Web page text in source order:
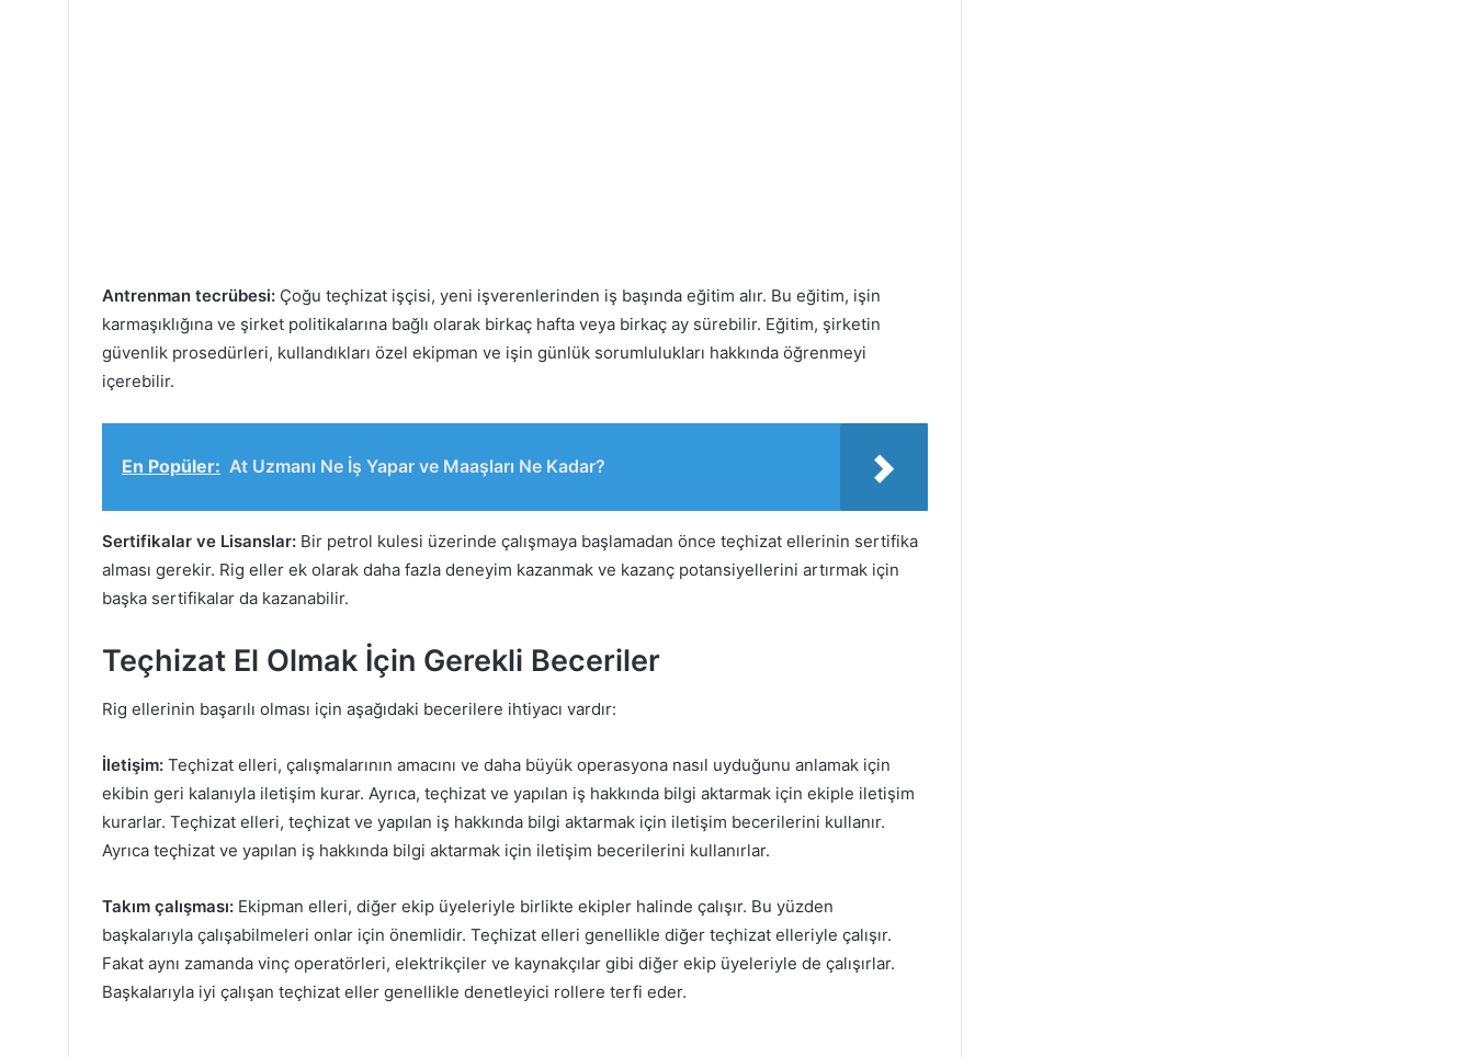
Antrenman tecrübesi: Çoğu teçhizat işçisi, yeni işverenlerinden iş başında eğitim alır. Bu eğitim, işin
karmaşıklığına ve şirket politikalarına bağlı olarak birkaç hafta veya birkaç ay sürebilir. Eğitim, şirketin
güvenlik prosedürleri, kullandıkları özel ekipman ve işin günlük sorumlulukları hakkında öğrenmeyi
içerebilir.
En Popüler: At Uzmanı Ne İş Yapar ve Maaşları Ne Kadar?
Sertifikalar ve Lisanslar: Bir petrol kulesi üzerinde çalışmaya başlamadan önce teçhizat ellerinin sertifika
alması gerekir. Rig eller ek olarak daha fazla deneyim kazanmak ve kazanç potansiyellerini artırmak için
başka sertifikalar da kazanabilir.
Teçhizat El Olmak İçin Gerekli Beceriler
Rig ellerinin başarılı olması için aşağıdaki becerilere ihtiyacı vardır:
İletişim: Teçhizat elleri, çalışmalarının amacını ve daha büyük operasyona nasıl uyduğunu anlamak için
ekibin geri kalanıyla iletişim kurar. Ayrıca, teçhizat ve yapılan iş hakkında bilgi aktarmak için ekiple iletişim
kurarlar. Teçhizat elleri, teçhizat ve yapılan iş hakkında bilgi aktarmak için iletişim becerilerini kullanır.
Ayrıca teçhizat ve yapılan iş hakkında bilgi aktarmak için iletişim becerilerini kullanırlar.
Takım çalışması: Ekipman elleri, diğer ekip üyeleriyle birlikte ekipler halinde çalışır. Bu yüzden
başkalarıyla çalışabilmeleri onlar için önemlidir. Teçhizat elleri genellikle diğer teçhizat elleriyle çalışır.
Fakat aynı zamanda vinç operatörleri, elektrikçiler ve kaynakçılar gibi diğer ekip üyeleriyle de çalışırlar.
Başkalarıyla iyi çalışan teçhizat eller genellikle denetleyici rollere terfi eder.